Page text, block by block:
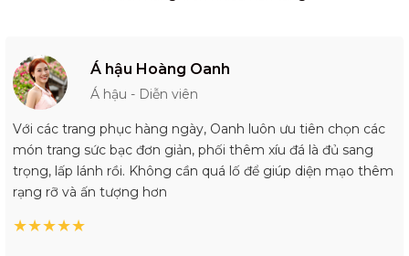
Á hậu Hoàng Oanh
Á hậu - Diễn viên
Với các trang phục hàng ngày, Oanh luôn ưu tiên chọn các
món trang sức bạc đơn giản, phối thêm xíu đá là đủ sang
trọng, lấp lánh rồi. Không cần quá lố để giúp diện mạo thêm
rạng rỡ và ấn tượng hơn
★★★★★